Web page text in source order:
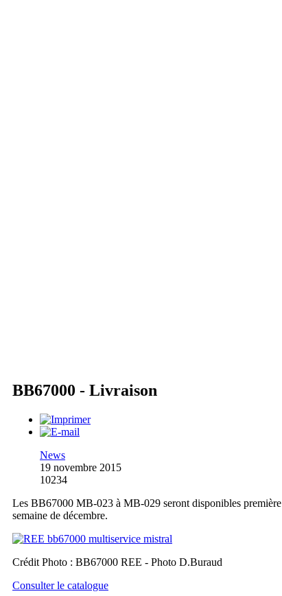
BB67000 - Livraison
News
19 novembre 2015
10234
Les BB67000 MB-023 à MB-029 seront disponibles première
semaine de décembre.
Crédit Photo : BB67000 REE - Photo D.Buraud
Consulter le catalogue